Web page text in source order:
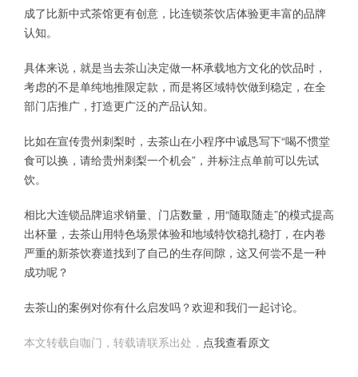
成了比新中式茶馆更有创意，比连锁茶饮店体验更丰富的品牌
认知。
具体来说，就是当去茶山决定做一杯承载地方文化的饮品时，
考虑的不是单纯地推限定款，而是将区域特饮做到稳定，在全
部门店推广，打造更广泛的产品认知。
比如在宣传贵州刺梨时，去茶山在小程序中诚恳写下“喝不惯堂
食可以换，请给贵州刺梨一个机会”，并标注点单前可以先试
饮。
相比大连锁品牌追求销量、门店数量，用“随取随走”的模式提高
出杯量，去茶山用特色场景体验和地域特饮稳扎稳打，在内卷
严重的新茶饮赛道找到了自己的生存间隙，这又何尝不是一种
成功呢？
去茶山的案例对你有什么启发吗？欢迎和我们一起讨论。
本文转载自咖门，转载请联系出处， 点我查看原文